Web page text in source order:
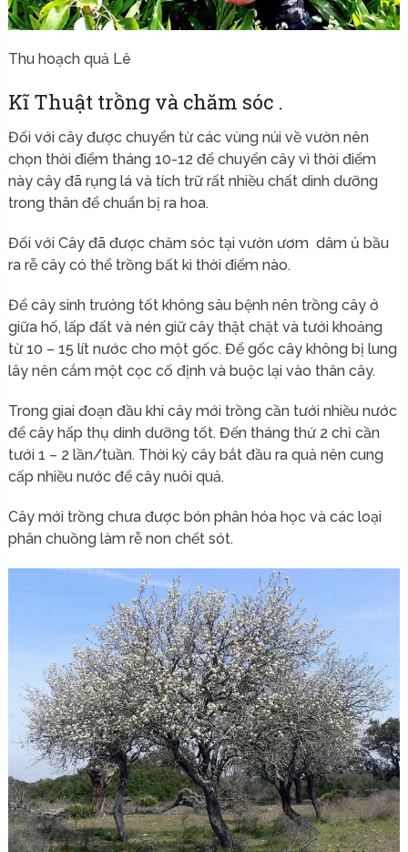
Thu hoạch quả Lê
Kĩ Thuật trồng và chăm sóc .
Đối với cây được chuyển từ các vùng núi về vườn nên
chọn thời điểm tháng 10-12 để chuyển cây vì thời điểm
này cây đã rụng lá và tích trữ rất nhiều chất dinh dưỡng
trong thân để chuẩn bị ra hoa.
Đối với Cây đã được chăm sóc tại vườn ươm dâm ủ bầu
ra rễ cây có thể trồng bất kì thời điểm nào.
Để cây sinh trưởng tốt không sâu bệnh nên trồng cây ở
giữa hố, lấp đất và nén giữ cây thật chặt và tưới khoảng
từ 10 – 15 lít nước cho một gốc. Để gốc cây không bị lung
lây nên cắm một cọc cố định và buộc lại vào thân cây.
Trong giai đoạn đầu khi cây mới trồng cần tưới nhiều nước
để cây hấp thụ dinh dưỡng tốt. Đến tháng thứ 2 chỉ cần
tưới 1 – 2 lần/tuần. Thời kỳ cây bắt đầu ra quả nên cung
cấp nhiều nước để cây nuôi quả.
Cây mới trồng chưa được bón phân hóa học và các loại
phân chuồng làm rễ non chết sót.